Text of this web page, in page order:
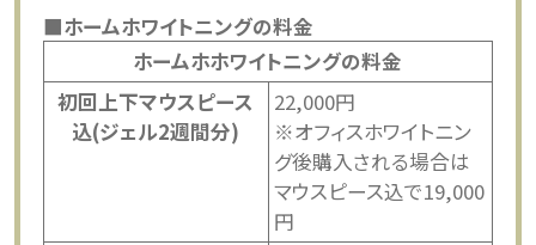
■ホームホワイトニングの料金
ホームホホワイトニングの料金
初回上下マウスピース
込(ジェル2週間分)
22,000円
※オフィスホワイトニン
グ後購入される場合は
マウスピース込で19,000
円